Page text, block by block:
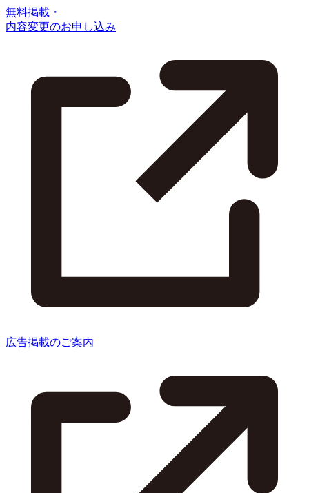
無料掲載・
内容変更のお申し込み
広告掲載のご案内